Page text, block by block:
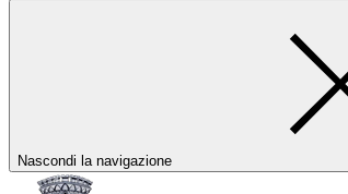
Nascondi la navigazione